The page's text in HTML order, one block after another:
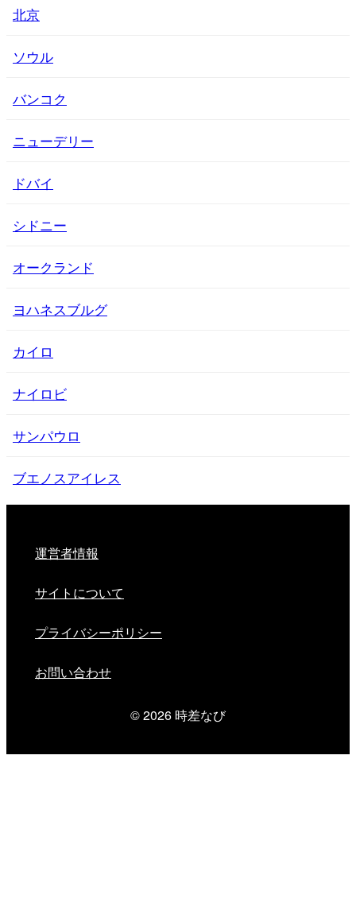
北京
ソウル
バンコク
ニューデリー
ドバイ
シドニー
オークランド
ヨハネスブルグ
カイロ
ナイロビ
サンパウロ
ブエノスアイレス
運営者情報
サイトについて
プライバシーポリシー
お問い合わせ
© 2026 時差なび